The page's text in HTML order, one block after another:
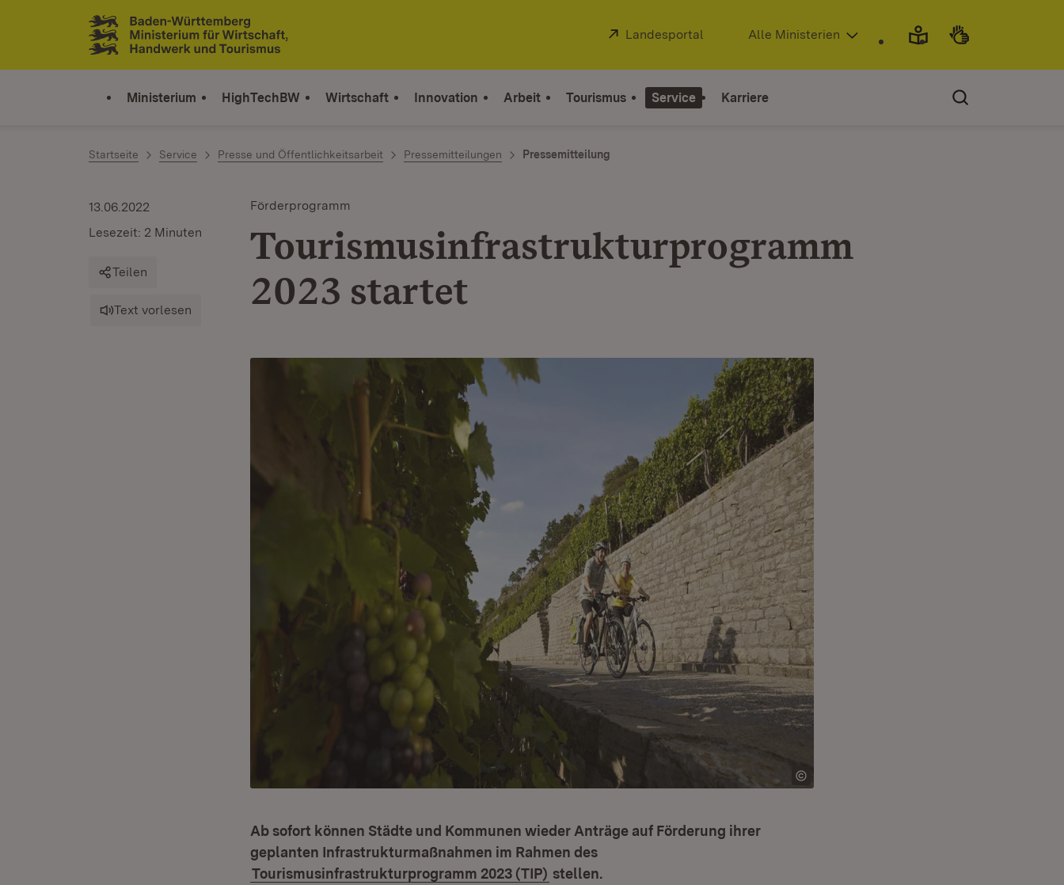
Zum Inhalt springen
Link zur Startseite
Extern:
Landesportal (Öffnet in neuem Fenster)
Alle Ministerien
Ministerium HighTechBW Wirtschaft Innovation Arbeit Tourismus Service Karriere
Startseite Service Presse und Öffentlichkeitsarbeit Pressemitteilungen Pressemitteilung
Förderprogramm
Tourismusinfrastrukturprogramm
2023 startet
13.06.2022
Lesezeit: 2 Minuten
Teilen
Text vorlesen
Ab sofort können Städte und Kommunen wieder Anträge auf Förderung ihrer
geplanten Infrastrukturmaßnahmen im Rahmen des
Tourismusinfrastrukturprogramm 2023 (TIP) stellen.